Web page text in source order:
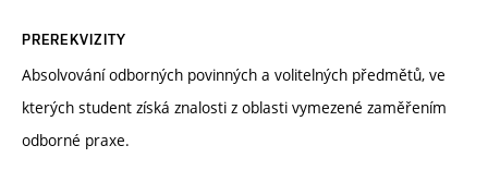
PREREKVIZITY
Absolvování odborných povinných a volitelných předmětů, ve
kterých student získá znalosti z oblasti vymezené zaměřením
odborné praxe.